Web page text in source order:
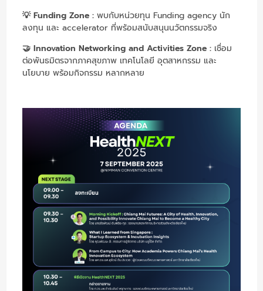
💡 Funding Zone :พบกับหน่วยทุน Funding agency นัก
ลงทุน และ accelerator ที่พร้อมสนับสนุนนวัตกรรมจริง
🤝 Innovation Networking and Activities Zone : เชื่อม
ต่อพันธมิตรจากภาคสุขภาพ เทคโนโลยี อุตสาหกรรม และ
นโยบาย พร้อมกิจกรรม หลากหลาย